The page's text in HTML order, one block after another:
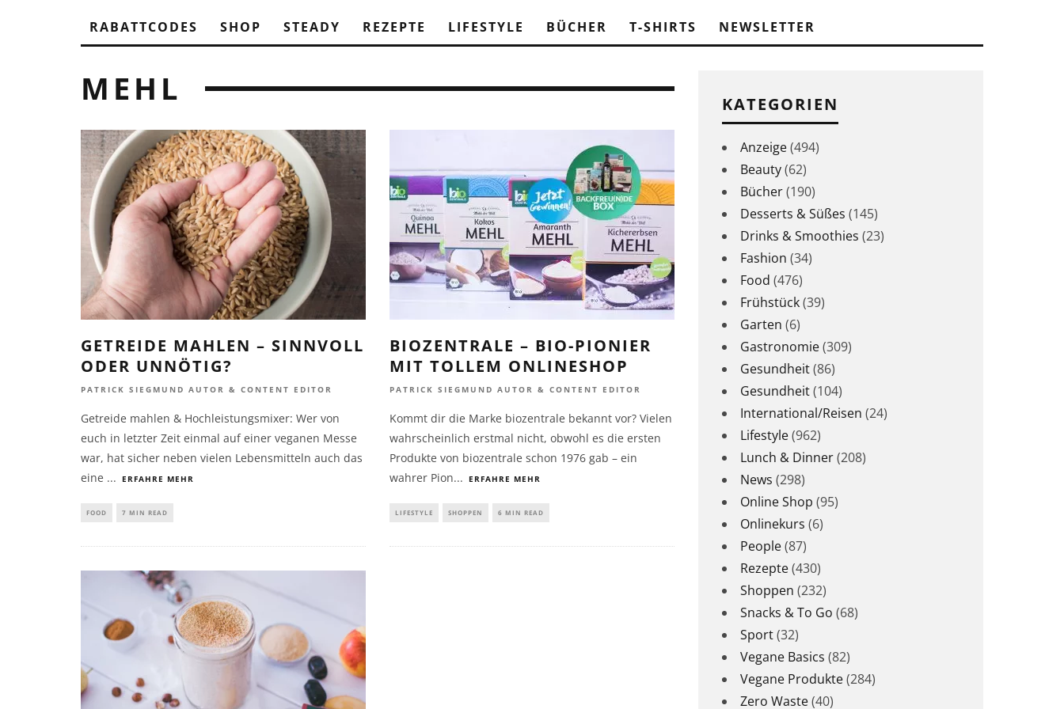
RABATTCODES SHOP STEADY REZEPTE LIFESTYLE BÜCHER T-SHIRTS NEWSLETTER
MEHL
GETREIDE MAHLEN – SINNVOLL
ODER UNNÖTIG?
PATRICK SIEGMUND AUTOR & CONTENT EDITOR
Getreide mahlen & Hochleistungsmixer: Wer von
euch in letzter Zeit einmal auf einer veganen Messe
war, hat sicher neben vielen Lebensmitteln auch das
eine ... ERFAHRE MEHR
FOOD 7 MIN READ
BIOZENTRALE – BIO-PIONIER
MIT TOLLEM ONLINESHOP
PATRICK SIEGMUND AUTOR & CONTENT EDITOR
Kommt dir die Marke biozentrale bekannt vor? Vielen
wahrscheinlich erstmal nicht, obwohl es die ersten
Produkte von biozentrale schon 1976 gab – ein
wahrer Pion... ERFAHRE MEHR
LIFESTYLE SHOPPEN 6 MIN READ
KATEGORIEN
Anzeige(494)
Beauty(62)
Bücher(190)
Desserts & Süßes (145)
Drinks & Smoothies (23)
Fashion (34)
Food (476)
Frühstück(39)
Garten (6)
Gastronomie(309)
Gesundheit(86)
Gesundheit(104)
International/Reisen (24)
Lifestyle(962)
Lunch & Dinner(208)
News (298)
Online Shop (95)
Onlinekurs (6)
People(87)
Rezepte(430)
Shoppen (232)
Snacks & To Go (68)
Sport(32)
Vegane Basics (82)
Vegane Produkte(284)
Zero Waste(40)